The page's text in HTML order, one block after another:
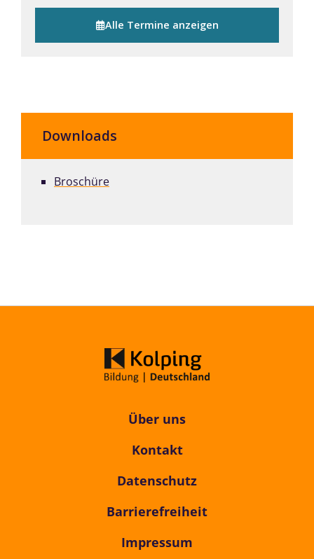
Alle Termine anzeigen
Downloads
Broschüre
Über uns
Kontakt
Datenschutz
Barrierefreiheit
Impressum